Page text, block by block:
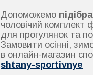
Допоможемо
чоловічий комплект
для прогулянок та
Замовити осінні,
в онлайн-магазин
shtany-sportivnye